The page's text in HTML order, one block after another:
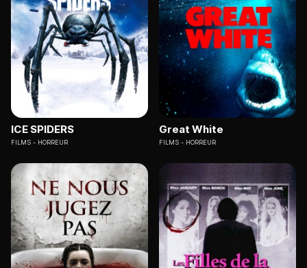
ICE SPIDERS
FILMS HORREUR
Great White
FILMS HORREUR